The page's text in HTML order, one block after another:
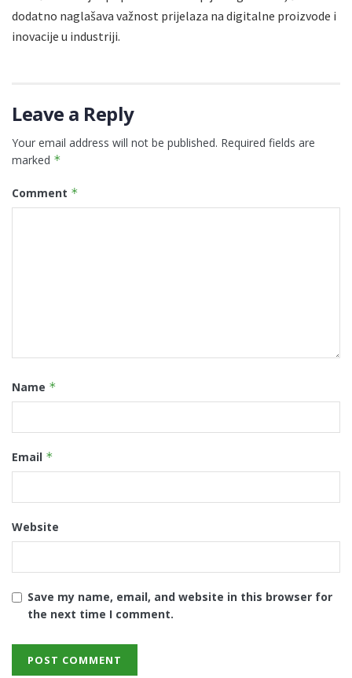
dodatno naglašava važnost prijelaza na digitalne proizvode i
inovacije u industriji.
Leave a Reply
Your email address will not be published. Required fields are
marked *
Comment *
Name *
Email *
Website
Save my name, email, and website in this browser for
the next time I comment.